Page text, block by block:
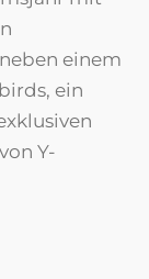
einem
ein
Y-